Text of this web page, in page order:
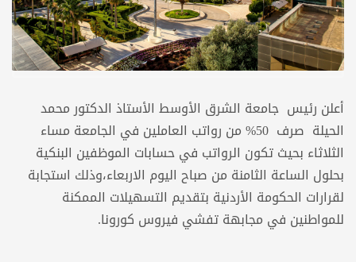
أعلن رئيس جامعة الشرق الأوسط الأستاذ الدكتور محمد
الحيلة صرف 50% من رواتب العاملين في الجامعة مساء
الثلاثاء بحيث تكون الرواتب في حسابات الموظفين البنكية
بحلول الساعة الثامنة من صباح اليوم الاربعاء،وذلك استجابة
لقرارات الحكومة الأردنية بتقديم التسهيلات الممكنة
للمواطنين في مجابهة تفشي فيروس كورونا.